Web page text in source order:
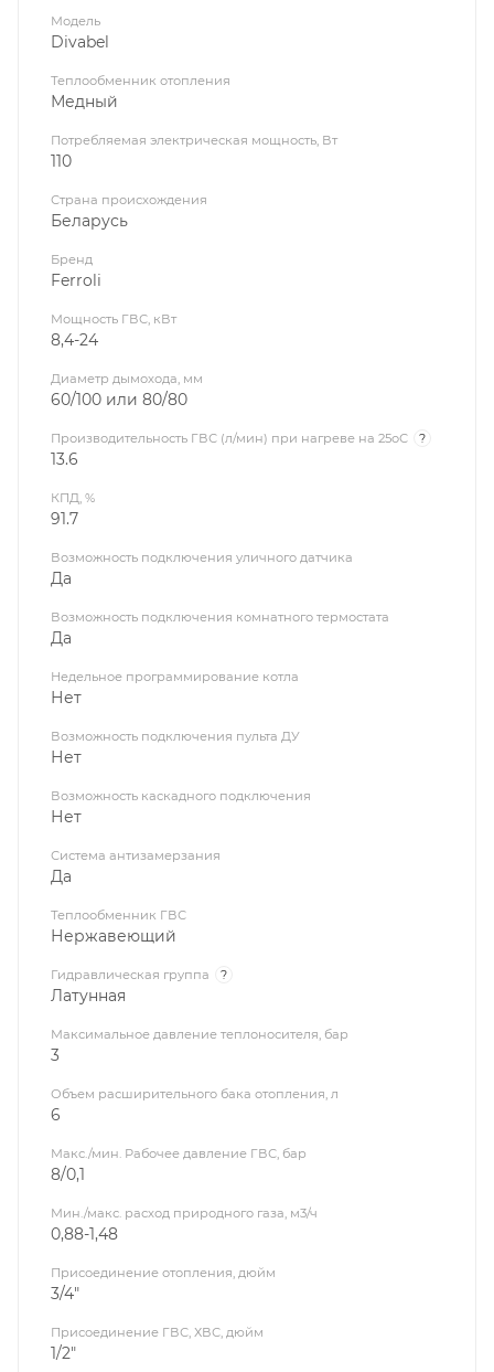
Модель
Divabel
Теплообменник отопления
Медный
Потребляемая электрическая мощность, Вт
110
Страна происхождения
Беларусь
Бренд
Ferroli
Мощность ГВС, кВт
8,4-24
Диаметр дымохода, мм
60/100 или 80/80
Производительность ГВС (л/мин) при нагреве на 25оС ?
13.6
КПД, %
91.7
Возможность подключения уличного датчика
Да
Возможность подключения комнатного термостата
Да
Недельное программирование котла
Нет
Возможность подключения пульта ДУ
Нет
Возможность каскадного подключения
Нет
Система антизамерзания
Да
Теплообменник ГВС
Нержавеющий
Гидравлическая группа ?
Латунная
Максимальное давление теплоносителя, бар
3
Объем расширительного бака отопления, л
6
Макс./мин. Рабочее давление ГВС, бар
8/0,1
Мин./макс. расход природного газа, м3/ч
0,88-1,48
Присоединение отопления, дюйм
3/4"
Присоединение ГВС, ХВС, дюйм
1/2"